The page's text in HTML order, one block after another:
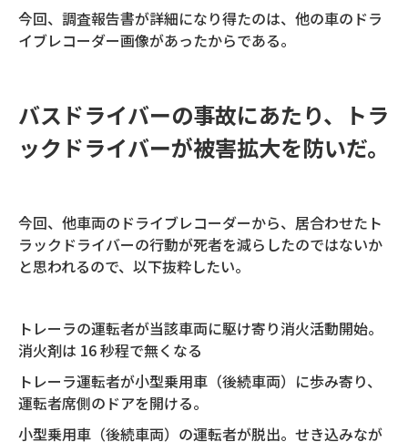
今回、調査報告書が詳細になり得たのは、他の車のドラ
イブレコーダー画像があったからである。
バスドライバーの事故にあたり、トラ
ックドライバーが被害拡大を防いだ。
今回、他車両のドライブレコーダーから、居合わせたト
ラックドライバーの行動が死者を減らしたのではないか
と思われるので、以下抜粋したい。
トレーラの運転者が当該車両に駆け寄り消火活動開始。
消火剤は 16 秒程で無くなる
トレーラ運転者が小型乗用車（後続車両）に歩み寄り、
運転者席側のドアを開ける。
小型乗用車（後続車両）の運転者が脱出。せき込みなが